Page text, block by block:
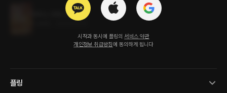
시작과 동시에 플링의 서비스 약관
개인정보 취급방침에 동의하게 됩니다
후회는 언제나 늦다 1권
플링